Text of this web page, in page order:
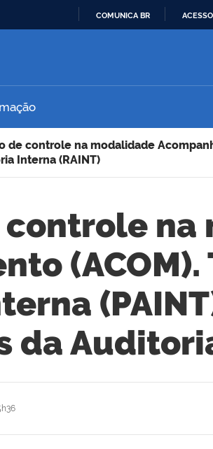
COMUNICA BR
de controle na modalidade
Interna (RAINT)
controle
da